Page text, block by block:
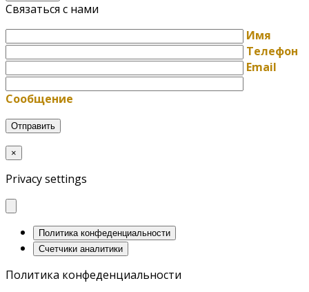
Связаться с нами
Имя
Телефон
Email
Сообщение
×
Privacy settings
Политика конфеденциальности
Счетчики аналитики
Политика конфеденциальности